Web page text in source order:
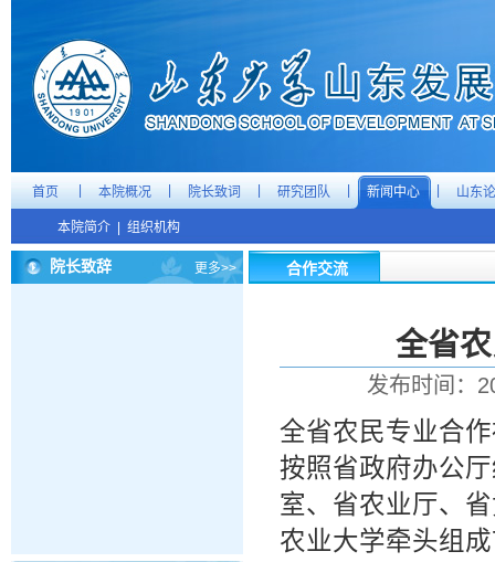
首页 本院概况 院长致词 研究团队 新闻中心 山东
本院简介 组织机构
院长致辞 更多>> 合作交流
全省
发布时间：
全省农民专业合
按照省政府办公
室、省农业厅、
农业大学牵头组